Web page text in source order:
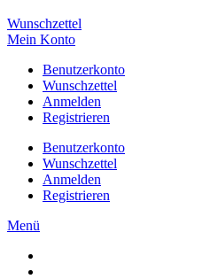
Wunschzettel
Mein Konto
Benutzerkonto
Wunschzettel
Anmelden
Registrieren
Benutzerkonto
Wunschzettel
Anmelden
Registrieren
Menü